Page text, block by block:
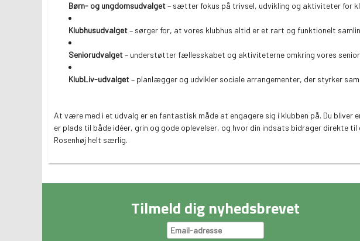
Børn- og ungdomsudvalget– sætter fokus på trivsel, udvikling og aktiviteter for
Klubhusudvalget– sørger for, at vores klubhus altid er et rart og funktionelt
Seniorudvalget– understøtter fællesskabet og aktiviteterne omkring vores
KlubLiv-udvalget– planlægger og udvikler sociale arrangementer, der styrker
At være med i et udvalg er en fantastisk måde at engagere sig i klubben på. Du
er plads til både idéer, grin og gode oplevelser, og hvor din indsats bidrager direkte
Rosenhøj helt særlig.
Tilmeld dig nyhedsbrevet